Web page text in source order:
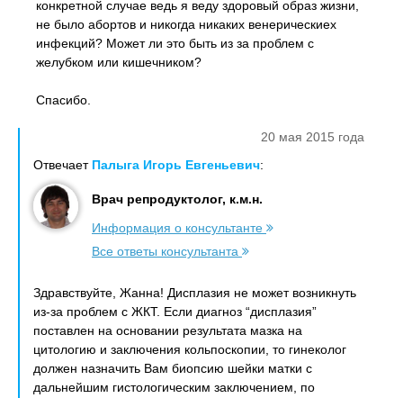
конкретной случае ведь я веду здоровый образ жизни,
не было абортов и никогда никаких венерическиех
инфекций? Может ли это быть из за проблем с
желубком или кишечником?
Спасибо.
20 мая 2015 года
Отвечает Палыга Игорь Евгеньевич:
Врач репродуктолог, к.м.н.
Информация о консультанте
Все ответы консультанта
Здравствуйте, Жанна! Дисплазия не может возникнуть
из-за проблем с ЖКТ. Если диагноз “дисплазия”
поставлен на основании результата мазка на
цитологию и заключения кольпоскопии, то гинеколог
должен назначить Вам биопсию шейки матки с
дальнейшим гистологическим заключением, по